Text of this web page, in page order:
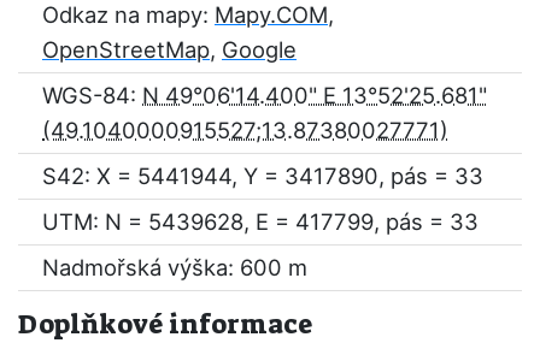
Odkaz na mapy: Mapy.COM,
OpenStreetMap, Google
WGS-84: N 49°06'14.400" E 13°52'25.681"
S42: X = 5441944, Y = 3417890, pás = 33
UTM: N = 5439628, E = 417799, pás = 33
Nadmořská výška: 600 m
Doplňkové informace